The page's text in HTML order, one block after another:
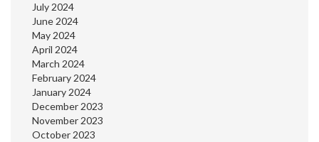
July 2024
June 2024
May 2024
April 2024
March 2024
February 2024
January 2024
December 2023
November 2023
October 2023